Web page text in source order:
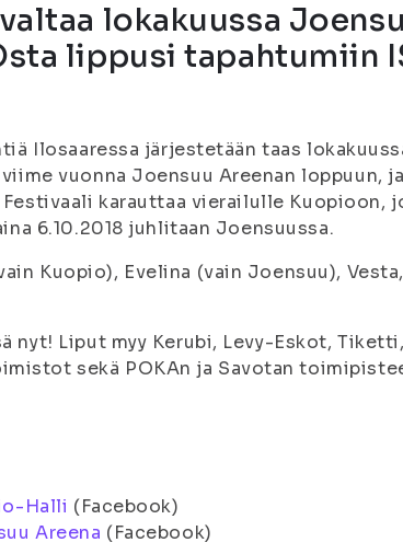
lokakuussa
lippusi tapahtumiin
Ilosaaressa järjestetään taas
vuonna Joensuu Areenan loppuun,
karauttaa vierailulle Kuopioon,
6.10.2018 juhlitaan Joensuussa.
Kuopio), Evelina (vain Joensuu),
nyt! Liput myy Kerubi, Levy-Eskot,
sekä POKAn ja Savotan
Halli (Facebook)
Areena (Facebook)